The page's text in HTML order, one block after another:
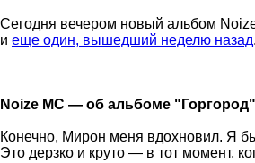
Сегодня вечером новый альбом
и еще один, вышедший неделю назад.
Noize MC — об альбоме "Горгород"
Конечно, Мирон меня вдохновил. Я
Это дерзко и круто — в тот момент,